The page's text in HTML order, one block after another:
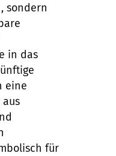
sondern
in das
ünftige
eine
für